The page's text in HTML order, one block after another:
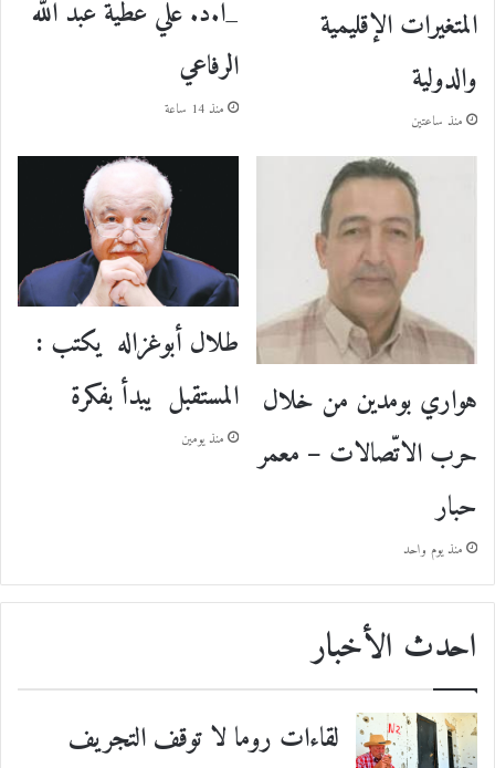
المتغيرات الإقليمية
والدولية
منذ ساعتين
_ا.د. علي عطية عبد الله
الرفاعي
منذ 14 ساعة
هواري بومدين من خلال
حرب الاتّصالات – معمر
حبار
منذ يوم واحد
طلال أبوغزاله يكتب :
المستقبل يبدأ بفكرة
منذ يومين
احدث الأخبار
لقاءات روما لا توقف التجريف